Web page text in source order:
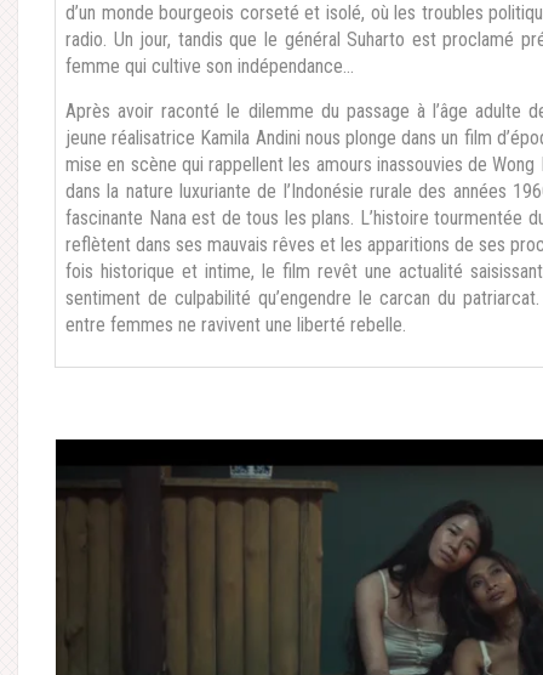
d’un monde bourgeois corseté et isolé, où les troubles
radio. Un jour, tandis que le général Suharto est proclamé
femme qui cultive son indépendance…
Après avoir raconté le dilemme du passage à l’âge adulte
jeune réalisatrice Kamila Andini nous plonge dans un film
mise en scène qui rappellent les amours inassouvies de Wong
dans la nature luxuriante de l’Indonésie rurale des années
fascinante Nana est de tous les plans. L’histoire tourmentée
reflètent dans ses mauvais rêves et les apparitions de ses
fois historique et intime, le film revêt une actualité
sentiment de culpabilité qu’engendre le carcan du
entre femmes ne ravivent une liberté rebelle.